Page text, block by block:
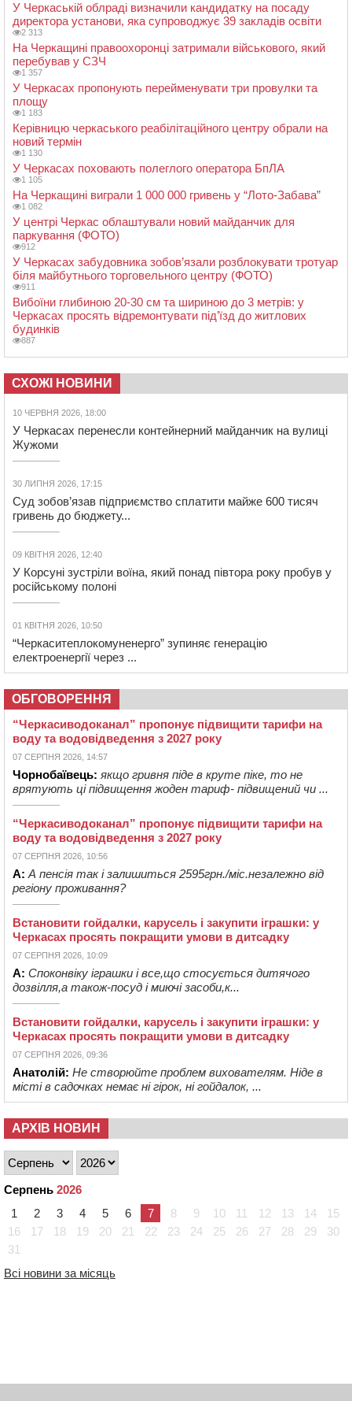
У Черкаській облраді визначили кандидатку на посаду
директора установи, яка супроводжує 39 закладів освіти
2 313
На Черкащині правоохоронці затримали військового, який
перебував у СЗЧ
1 357
У Черкасах пропонують перейменувати три провулки та
площу
1 183
Керівницю черкаського реабілітаційного центру обрали на
новий термін
1 130
У Черкасах поховають полеглого оператора БпЛА
1 105
На Черкащині виграли 1 000 000 гривень у “Лото-Забава”
1 082
У центрі Черкас облаштували новий майданчик для
паркування (ФОТО)
912
У Черкасах забудовника зобов’язали розблокувати тротуар
біля майбутнього торговельного центру (ФОТО)
911
Вибоїни глибиною 20-30 см та шириною до 3 метрів: у
Черкасах просять відремонтувати під’їзд до житлових
будинків
887
СХОЖІ НОВИНИ
10 ЧЕРВНЯ 2026, 18:00
У Черкасах перенесли контейнерний майданчик на вулиці
Жужоми
30 ЛИПНЯ 2026, 17:15
Суд зобов’язав підприємство сплатити майже 600 тисяч
гривень до бюджету...
09 КВІТНЯ 2026, 12:40
У Корсуні зустріли воїна, який понад півтора року пробув у
російському полоні
01 КВІТНЯ 2026, 10:50
“Черкаситеплокомуненерго” зупиняє генерацію
електроенергії через ...
ОБГОВОРЕННЯ
“Черкасиводоканал” пропонує підвищити тарифи на
воду та водовідведення з 2027 року
07 СЕРПНЯ 2026, 14:57
Чорнобаївець: якщо гривня піде в круте піке, то не
врятують ці підвищення жоден тариф- підвищений чи ...
“Черкасиводоканал” пропонує підвищити тарифи на
воду та водовідведення з 2027 року
07 СЕРПНЯ 2026, 10:56
А: А пенсія так і залишиться 2595грн./міс.незалежно від
регіону проживання?
Встановити гойдалки, карусель і закупити іграшки: у
Черкасах просять покращити умови в дитсадку
07 СЕРПНЯ 2026, 10:09
А: Споконвіку іграшки і все,що стосується дитячого
дозвілля,а також-посуд і миючі засоби,к...
Встановити гойдалки, карусель і закупити іграшки: у
Черкасах просять покращити умови в дитсадку
07 СЕРПНЯ 2026, 09:36
Анатолій: Не створюйте проблем вихователям. Ніде в
місті в садочках немає ні гірок, ні гойдалок, ...
АРХІВ НОВИН
Серпень 2026
1
2 3 4 5 6 7 8 9 10 11 12 13 14
15
16
17 18 19 20 21 22 23 24 25 26 27 28 29
30
31
Всі новини за місяць